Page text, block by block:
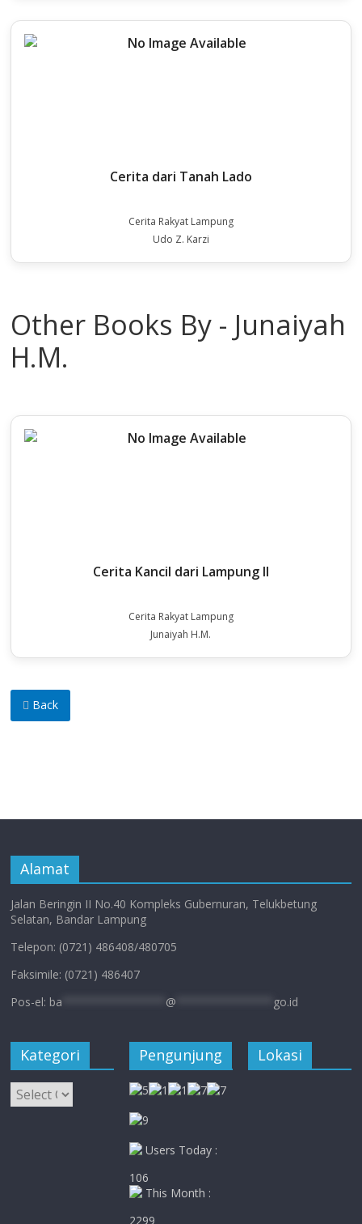
Cerita dari Tanah Lado
Cerita Rakyat Lampung
Udo Z. Karzi
Other Books By - Junaiyah
H.M.
Cerita Kancil dari Lampung II
Cerita Rakyat Lampung
Junaiyah H.M.
Back
Alamat
Jalan Beringin II No.40 Kompleks Gubernuran, Telukbetung
Selatan, Bandar Lampung
Telepon: (0721) 486408/480705
Faksimile: (0721) 486407
Pos-el: ba @ go.id
Kategori
Kategori
Pengunjung
Users Today :
106
This Month :
2299
Lokasi